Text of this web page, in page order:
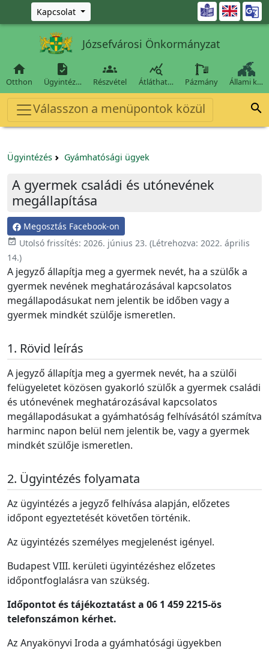
Ugrás a fő tartalomra
Kapcsolat 
Józsefvárosi Önkormányzat

Otthon

Ügyintéz…

Részvétel

Átláthat… Pázmány Állami k…
Válasszon a menüpontok közül 
Ügyintézés Gyámhatósági ügyek
A gyermek családi és utónevének
megállapítása
Megosztás Facebook-on
event_available Utolsó frissítés: 2026. június 23. (Létrehozva: 2022. április
14.)
A jegyző állapítja meg a gyermek nevét, ha a szülők a
gyermek nevének meghatározásával kapcsolatos
megállapodásukat nem jelentik be időben vagy a
gyermek mindkét szülője ismeretlen.
Rövid leírás
A jegyző állapítja meg a gyermek nevét, ha a szülői
felügyeletet közösen gyakorló szülők a gyermek családi
és utónevének meghatározásával kapcsolatos
megállapodásukat a gyámhatóság felhívásától számítva
harminc napon belül nem jelentik be, vagy a gyermek
mindkét szülője ismeretlen.
Ügyintézés folyamata
Az ügyintézés a jegyző felhívása alapján, előzetes
időpont egyeztetését követően történik.
Az ügyintézés személyes megjelenést igényel.
Budapest VIII. kerületi ügyintézéshez előzetes
időpontfoglalásra van szükség.
Időpontot és tájékoztatást a 06 1 459 2215-ös
telefonszámon kérhet.
Az Anyakönyvi Iroda a gyámhatósági ügyekben